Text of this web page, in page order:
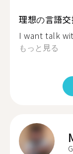
理想の言語
I want talk
もっと見る